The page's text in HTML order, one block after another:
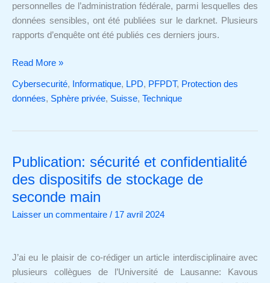
personnelles de l’administration fédérale, parmi lesquelles des
données sensibles, ont été publiées sur le darknet. Plusieurs
rapports d’enquête ont été publiés ces derniers jours.
Read More »
Cybersecurité, Informatique, LPD, PFPDT, Protection des
données, Sphère privée, Suisse, Technique
Publication: sécurité et confidentialité
des dispositifs de stockage de
seconde main
Laisser un commentaire / 17 avril 2024
J’ai eu le plaisir de co-rédiger un article interdisciplinaire avec
plusieurs collègues de l’Université de Lausanne: Kavous
Publication:
sécurité
confidentialité
des
stockage
de